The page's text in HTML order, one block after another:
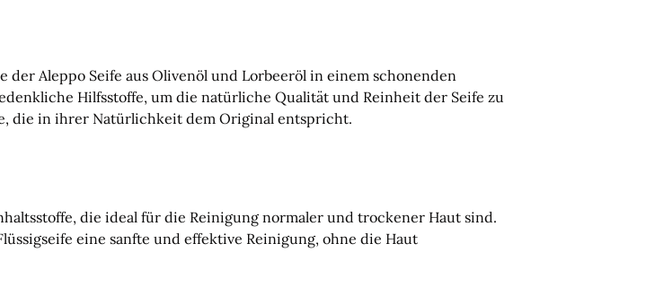
Aleppo Seife aus Olivenöl und Lorbeeröl in einem schonenden
Hilfsstoffe, um die natürliche Qualität und Reinheit der Seife zu
die in ihrer Natürlichkeit dem Original entspricht.
die ideal für die Reinigung normaler und trockener Haut sind.
eine sanfte und effektive Reinigung, ohne die Haut